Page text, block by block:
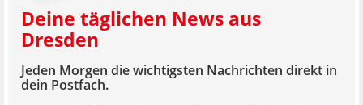
Deine täglichen News aus
Dresden
Jeden Morgen die wichtigsten Nachrichten direkt in
dein Postfach.